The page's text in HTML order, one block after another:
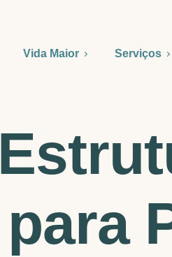
Vida Maior Serviços
para